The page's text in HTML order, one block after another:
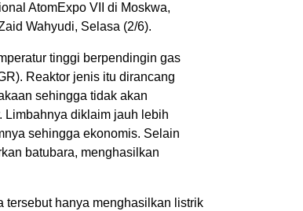
AtomExpo VII di Moskwa,
Wahyudi, Selasa (2/6).
tinggi berpendingin gas
Reaktor jenis itu dirancang
sehingga tidak akan
Limbahnya diklaim jauh lebih
sehingga ekonomis. Selain
batubara, menghasilkan
tersebut hanya menghasilkan listrik